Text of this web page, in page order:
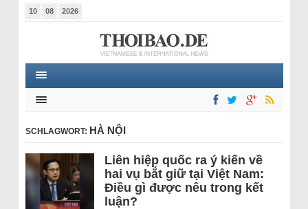
10 08 2026
SCHLAGWORT: HÀ NỘI
Liên hiệp quốc ra ý kiến về
hai vụ bắt giữ tại Việt Nam:
Điều gì được nêu trong kết
luận?